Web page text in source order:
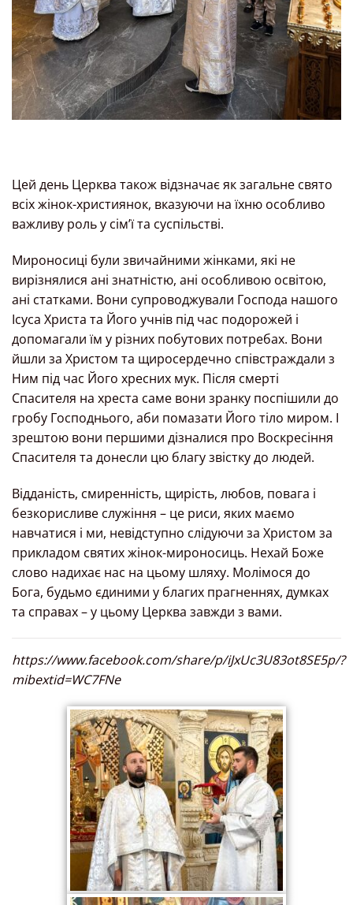
Цей день Церква також відзначає як загальне свято
всіх жінок-християнок, вказуючи на їхню особливо
важливу роль у сім’ї та суспільстві.
Мироносиці були звичайними жінками, які не
вирізнялися ані знатністю, ані особливою освітою,
ані статками. Вони супроводжували Господа нашого
Ісуса Христа та Його учнів під час подорожей і
допомагали їм у різних побутових потребах. Вони
йшли за Христом та щиросердечно співстраждали з
Ним під час Його хресних мук. Після смерті
Спасителя на хреста саме вони зранку поспішили до
гробу Господнього, аби помазати Його тіло миром. І
зрештою вони першими дізналися про Воскресіння
Спасителя та донесли цю благу звістку до людей.
Відданість, смиренність, щирість, любов, повага і
безкорисливе служіння – це риси, яких маємо
навчатися і ми, невідступно слідуючи за Христом за
прикладом святих жінок-мироносиць. Нехай Боже
слово надихає нас на цьому шляху. Молімося до
Бога, будьмо єдиними у благих прагненнях, думках
та справах – у цьому Церква завжди з вами.
https://www.facebook.com/share/p/iJxUc3U83ot8SE5p/?
mibextid=WC7FNe